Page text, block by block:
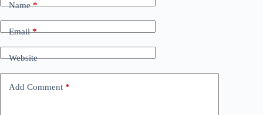
Name*
Email*
Website
Add Comment *